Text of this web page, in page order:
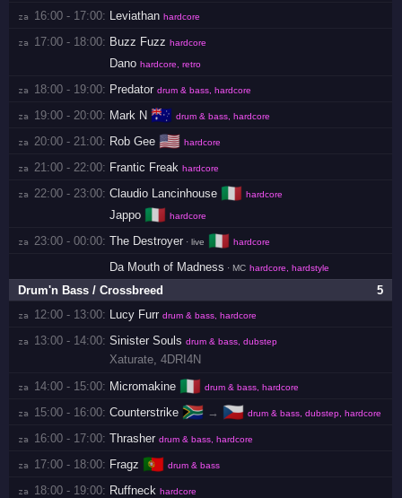
za 16:00 - 17:00: Leviathan hardcore
za 17:00 - 18:00: Buzz Fuzz hardcore
Dano hardcore, retro
za 18:00 - 19:00: Predator drum & bass, hardcore
za 19:00 - 20:00: Mark N 🇦🇺 drum & bass, hardcore
za 20:00 - 21:00: Rob Gee 🇺🇸 hardcore
za 21:00 - 22:00: Frantic Freak hardcore
za 22:00 - 23:00: Claudio Lancinhouse 🇮🇹 hardcore
Jappo 🇮🇹 hardcore
za 23:00 - 00:00: The Destroyer · live 🇮🇹 hardcore
Da Mouth of Madness · MC hardcore, hardstyle
5
Drum'n Bass / Crossbreed
za 12:00 - 13:00: Lucy Furr drum & bass, hardcore
za 13:00 - 14:00: Sinister Souls drum & bass, dubstep
Xaturate,4DRI4N
za 14:00 - 15:00: Micromakine 🇮🇹 drum & bass, hardcore
za 15:00 - 16:00: Counterstrike 🇿🇦 → 🇨🇿 drum & bass, dubstep, hardcore
za 16:00 - 17:00: Thrasher drum & bass, hardcore
za 17:00 - 18:00: Fragz 🇵🇹 drum & bass
za 18:00 - 19:00: Ruffneck hardcore